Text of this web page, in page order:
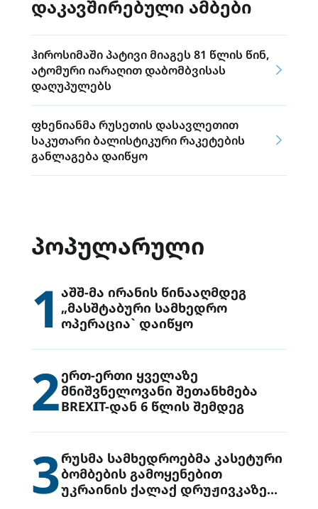
დაკავშირებული ამბები
ჰიროსიმაში პატივი მიაგეს 81 წლის წინ,
ატომური იარაღით დაბომბვისას
დაღუპულებს
ფხენიანმა რუსეთის დასავლეთით
საკუთარი ბალისტიკური რაკეტების
განლაგება დაიწყო
ᲞᲝᲞᲣᲚᲐᲠᲣᲚᲘ
1 აშშ-მა ირანის წინააღმდეგ
„მასშტაბური სამხედრო
ოპერაცია` დაიწყო
2ერთ-ერთი ყველაზე
მნიშვნელოვანი შეთანხმება
BREXIT-დან 6 წლის შემდეგ
3რუსმა სამხედროებმა კასეტური
ბომბების გამოყენებით
უკრაინის ქალაქ დრუჟივკაზე